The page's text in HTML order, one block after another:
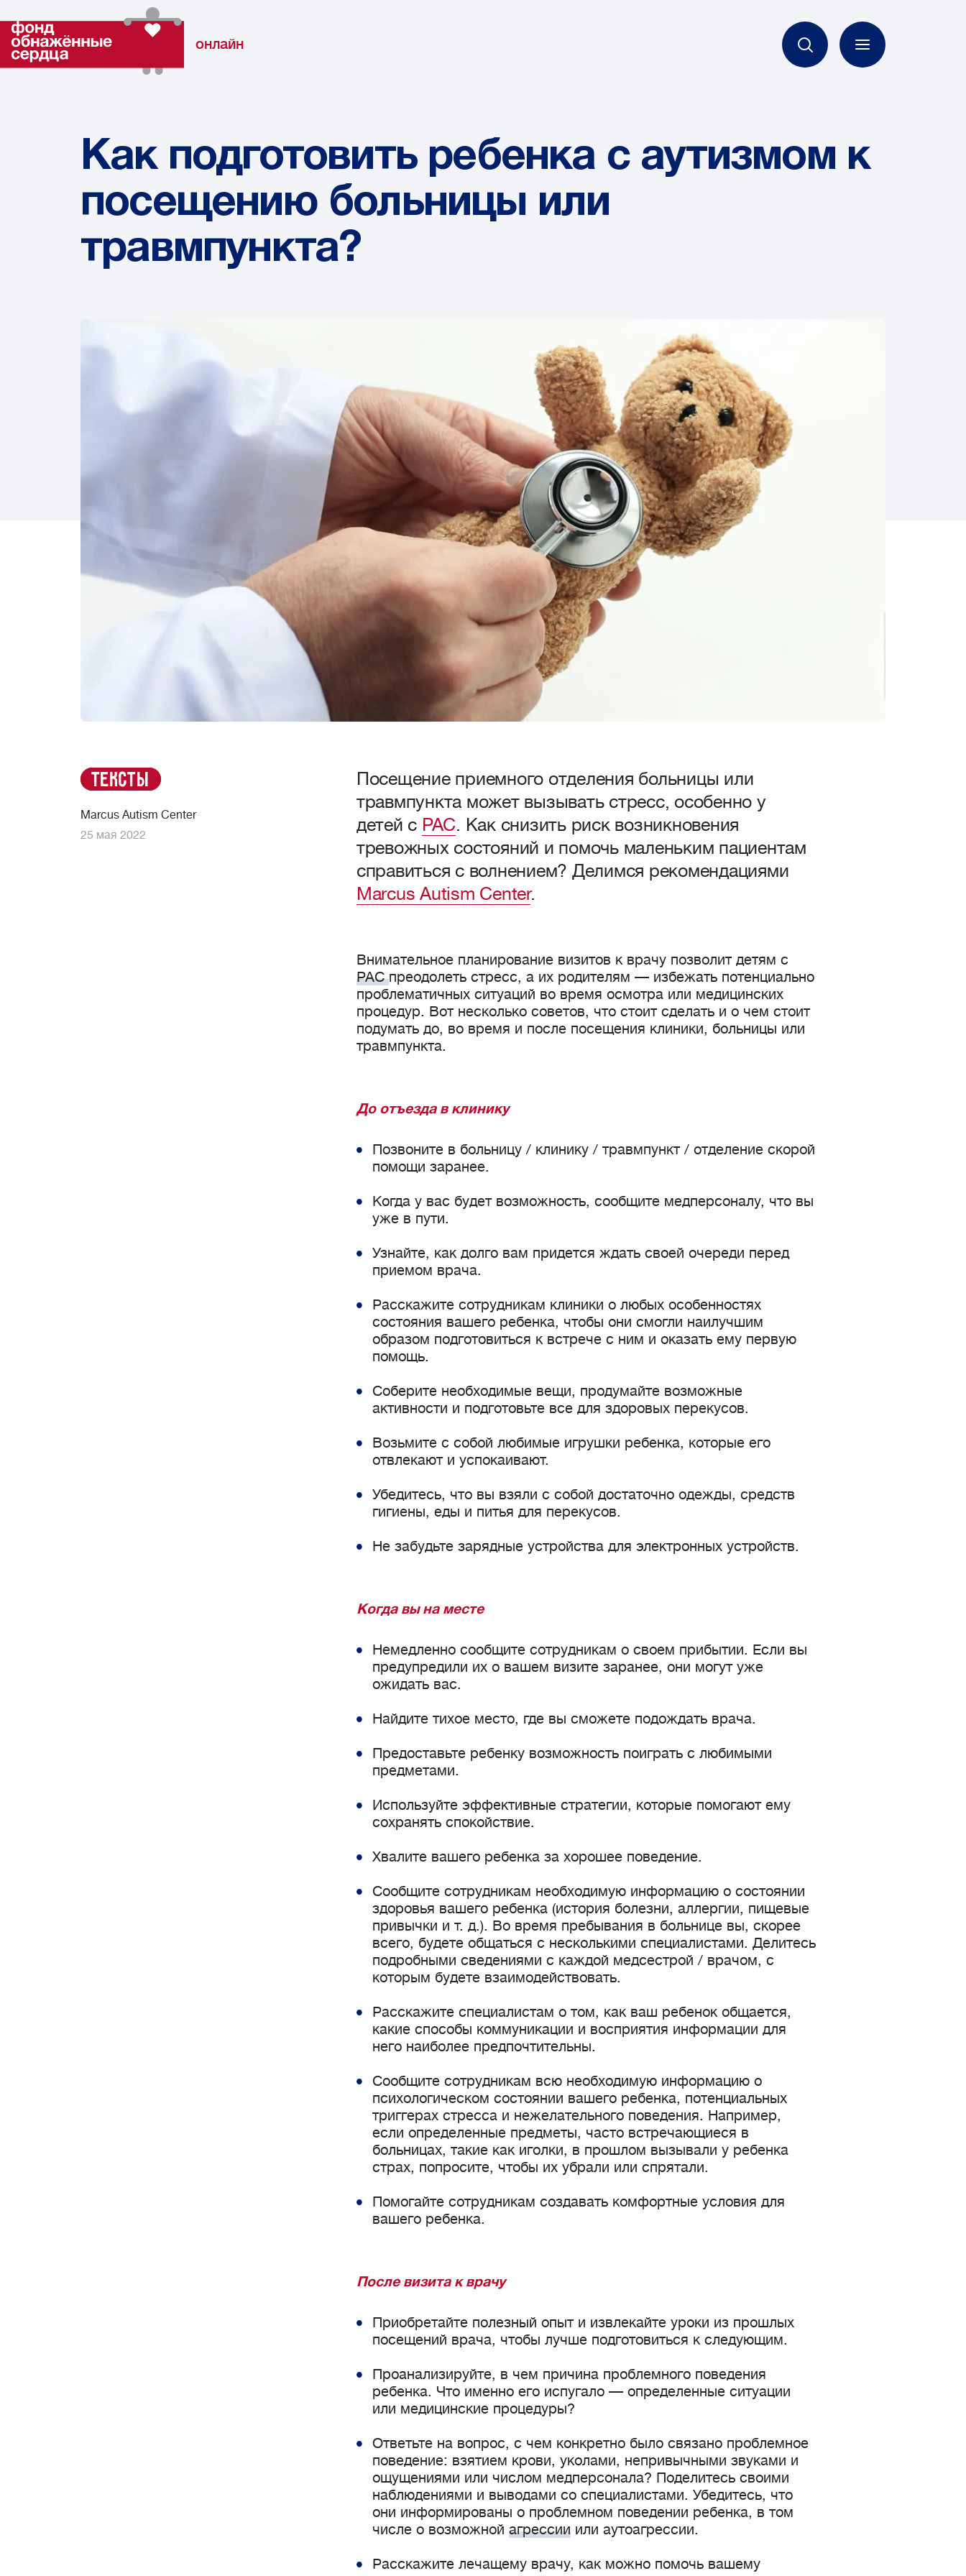
онлайн
Как подготовить ребенка с аутизмом к
посещению больницы или
травмпункта?
Тексты
Marcus Autism Center
25 мая 2022
Посещение приемного отделения больницы или
травмпункта может вызывать стресс, особенно у
детей с РАС. Как снизить риск возникновения
тревожных состояний и помочь маленьким пациентам
справиться с волнением? Делимся рекомендациями
Marcus Autism Center.
Внимательное планирование визитов к врачу позволит детям с
РАСпреодолеть стресс, а их родителям — избежать потенциально
проблематичных ситуаций во время осмотра или медицинских
процедур. Вот несколько советов, что стоит сделать и о чем стоит
подумать до, во время и после посещения клиники, больницы или
травмпункта.
До отъезда в клинику
Позвоните в больницу / клинику / травмпункт / отделение скорой
помощи заранее.
Когда у вас будет возможность, сообщите медперсоналу, что вы
уже в пути.
Узнайте, как долго вам придется ждать своей очереди перед
приемом врача.
Расскажите сотрудникам клиники о любых особенностях
состояния вашего ребенка, чтобы они смогли наилучшим
образом подготовиться к встрече с ним и оказать ему первую
помощь.
Соберите необходимые вещи, продумайте возможные
активности и подготовьте все для здоровых перекусов.
Возьмите с собой любимые игрушки ребенка, которые его
отвлекают и успокаивают.
Убедитесь, что вы взяли с собой достаточно одежды, средств
гигиены, еды и питья для перекусов.
Не забудьте зарядные устройства для электронных устройств.
Когда вы на месте
Немедленно сообщите сотрудникам о своем прибытии. Если вы
предупредили их о вашем визите заранее, они могут уже
ожидать вас.
Найдите тихое место, где вы сможете подождать врача.
Предоставьте ребенку возможность поиграть с любимыми
предметами.
Используйте эффективные стратегии, которые помогают ему
сохранять спокойствие.
Хвалите вашего ребенка за хорошее поведение.
Сообщите сотрудникам необходимую информацию о состоянии
здоровья вашего ребенка (история болезни, аллергии, пищевые
привычки и т. д.). Во время пребывания в больнице вы, скорее
всего, будете общаться с несколькими специалистами. Делитесь
подробными сведениями с каждой медсестрой / врачом, с
которым будете взаимодействовать.
Расскажите специалистам о том, как ваш ребенок общается,
какие способы коммуникации и восприятия информации для
него наиболее предпочтительны.
Сообщите сотрудникам всю необходимую информацию о
психологическом состоянии вашего ребенка, потенциальных
триггерах стресса и нежелательного поведения. Например,
если определенные предметы, часто встречающиеся в
больницах, такие как иголки, в прошлом вызывали у ребенка
страх, попросите, чтобы их убрали или спрятали.
Помогайте сотрудникам создавать комфортные условия для
вашего ребенка.
После визита к врачу
Приобретайте полезный опыт и извлекайте уроки из прошлых
посещений врача, чтобы лучше подготовиться к следующим.
Проанализируйте, в чем причина проблемного поведения
ребенка. Что именно его испугало — определенные ситуации
или медицинские процедуры?
Ответьте на вопрос, с чем конкретно было связано проблемное
поведение: взятием крови, уколами, непривычными звуками и
ощущениями или числом медперсонала? Поделитесь своими
наблюдениями и выводами со специалистами. Убедитесь, что
они информированы о проблемном поведении ребенка, в том
числе о возможной агрессии или аутоагрессии.
Расскажите лечащему врачу, как можно помочь вашему